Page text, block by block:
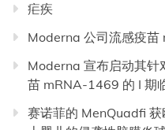
疟疾
Moderna 公司流感疫苗
Moderna 宣布启动其针
苗 mRNA-1469 的 I 期
赛诺菲的 MenQuadfi